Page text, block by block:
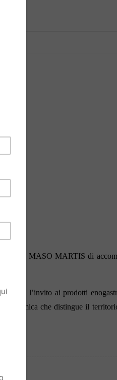
a MASO MARTIS di
l’invito ai prodotti
che distingue il